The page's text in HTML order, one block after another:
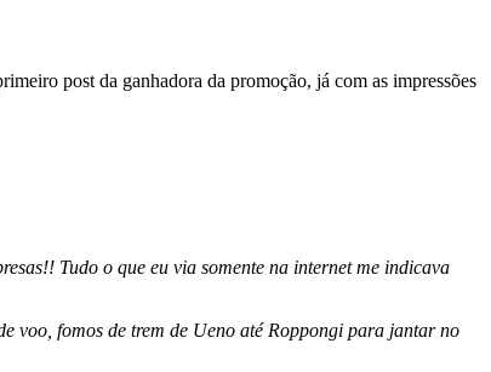
post da ganhadora da promoção, já com as impressões
Tudo o que eu via somente na internet me indicava
voo, fomos de trem de Ueno até Roppongi para jantar no